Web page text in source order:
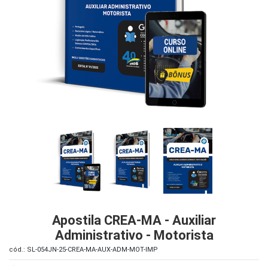
Apostila CREA-MA - Auxiliar
Administrativo - Motorista
cód.: SL-054JN-25-CREA-MA-AUX-ADM-MOT-IMP